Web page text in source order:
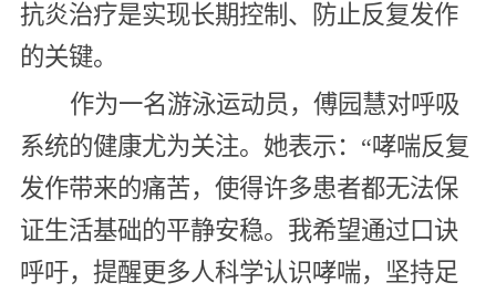
抗炎治疗是实现长期控制、防止反复发作
的关键。
作为一名游泳运动员，傅园慧对呼吸
系统的健康尤为关注。她表示：“哮喘反复
发作带来的痛苦，使得许多患者都无法保
证生活基础的平静安稳。我希望通过口诀
呼吁，提醒更多人科学认识哮喘，坚持足